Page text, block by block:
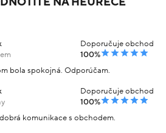
Doporučuje obchod
100%
bola spokojná. Odporúčam.
Doporučuje obchod
100%
komunikace s obchodem.